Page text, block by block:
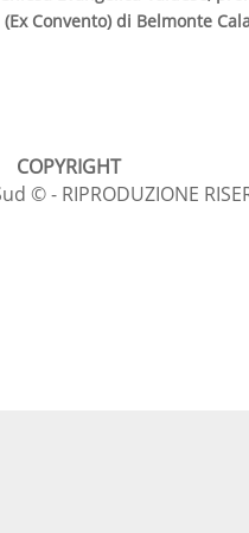
Convento) di Belmonte
COPYRIGHT
© - RIPRODUZIONE